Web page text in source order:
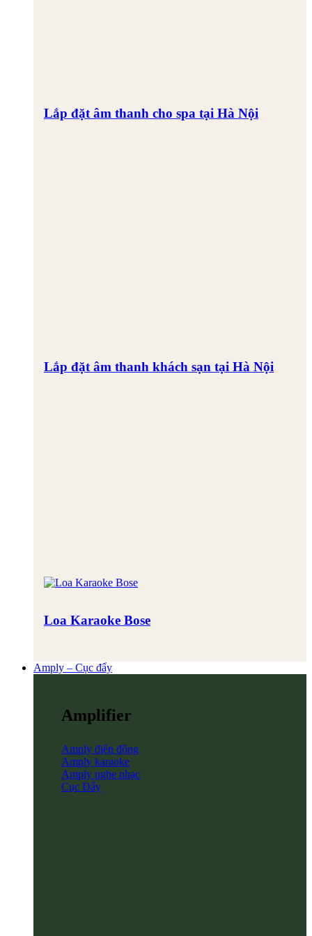
Lắp đặt âm thanh cho spa tại Hà Nội
Lắp đặt âm thanh khách sạn tại Hà Nội
Loa Karaoke Bose
Amply – Cục đẩy
Amplifier
Amply điện động
Amply karaoke
Amply nghe nhạc
Cục Đẩy